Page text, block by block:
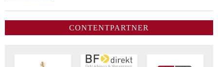
CONTENTPARTNER